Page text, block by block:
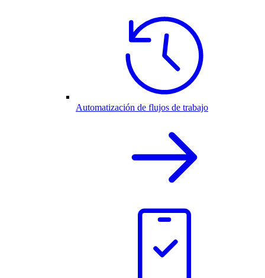
Automatización de flujos de trabajo